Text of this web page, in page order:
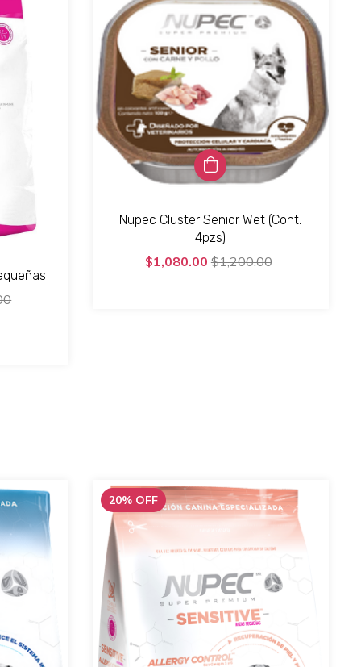
Nupec Cluster Senior Wet (Cont.
4pzs)
$1,080.00$1,200.00
20% OFF